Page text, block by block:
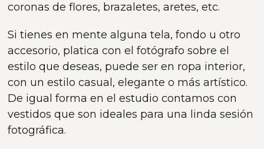
coronas de flores, brazaletes, aretes, etc.
Si tienes en mente alguna tela, fondo u otro
accesorio, platica con el fotógrafo sobre el
estilo que deseas, puede ser en ropa interior,
con un estilo casual, elegante o más artístico.
De igual forma en el estudio contamos con
vestidos que son ideales para una linda sesión
fotográfica.